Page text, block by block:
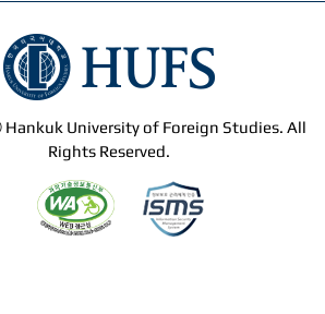
University of Foreign Studies. All
Rights Reserved.